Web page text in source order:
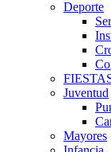
Deporte
Juventud
Mayores